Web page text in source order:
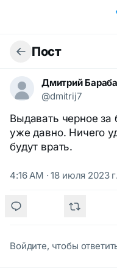
Пост
Дмитрий Бараба
@dmitrij7
Выдавать черное за
уже давно. Ничего
будут врать.
4:16 AM · 18 июля 2023 г.
Войдите, чтобы